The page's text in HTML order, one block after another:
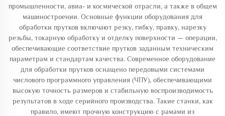
промышленности, авиа- и космической отрасли, а также в общем
машиностроении. Основные функции оборудования для
обработки прутков включают резку, гибку, правку, нарезку
резьбы, токарную обработку и отделку поверхности — операции,
обеспечивающие соответствие прутков заданным техническим
параметрам и стандартам качества. Современное оборудование
для обработки прутков оснащено передовыми системами
числового программного управления (ЧПУ), обеспечивающими
высокую точность размеров и стабильную воспроизводимость
результатов в ходе серийного производства. Такие станки, как
правило, имеют прочную конструкцию с рамами из